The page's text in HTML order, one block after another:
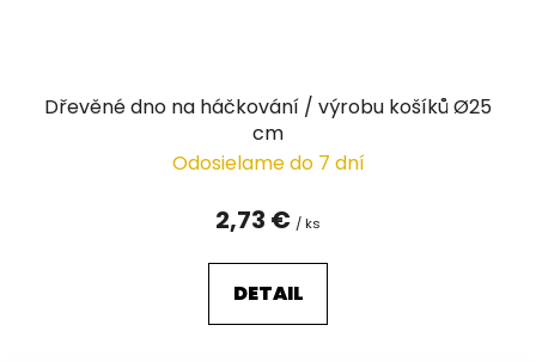
Dřevěné dno na háčkování / výrobu košíků Ø25
cm
Odosielame do 7 dní
2,73 € / ks
DETAIL